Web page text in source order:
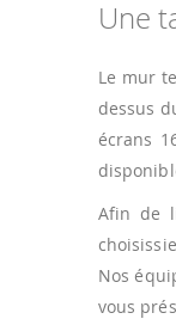
Une
Le mur
dessus
écrans
Afin de
Nos
vous